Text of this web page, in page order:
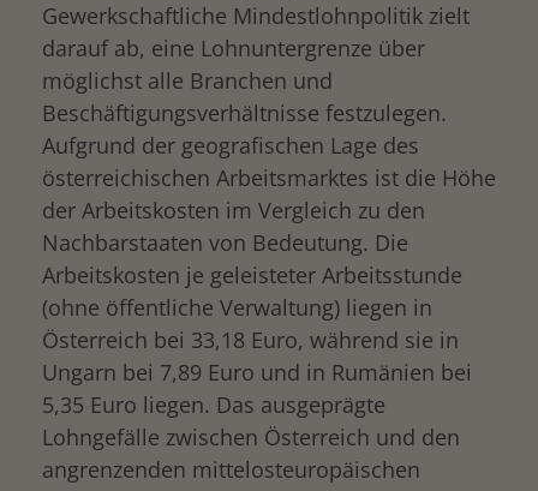
Gewerkschaftliche Mindestlohnpolitik zielt
darauf ab, eine Lohnuntergrenze über
möglichst alle Branchen und
Beschäftigungsverhältnisse festzulegen.
Aufgrund der geografischen Lage des
österreichischen Arbeitsmarktes ist die Höhe
der Arbeitskosten im Vergleich zu den
Nachbarstaaten von Bedeutung. Die
Arbeitskosten je geleisteter Arbeitsstunde
(ohne öffentliche Verwaltung) liegen in
Österreich bei 33,18 Euro, während sie in
Ungarn bei 7,89 Euro und in Rumänien bei
5,35 Euro liegen. Das ausgeprägte
Lohngefälle zwischen Österreich und den
angrenzenden mittelosteuropäischen